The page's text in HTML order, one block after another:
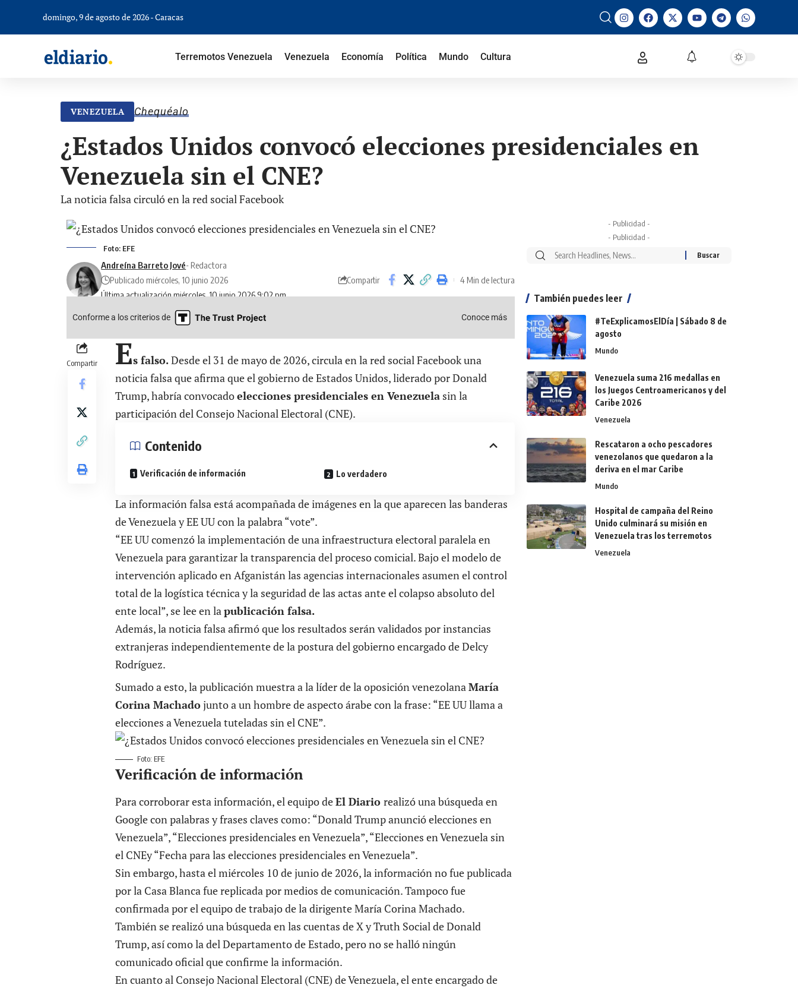
domingo, 9 de agosto de 2026 - Caracas
Terremotos Venezuela Venezuela Economía Política Mundo Cultura
VENEZUELA Chequéalo
¿Estados Unidos convocó elecciones presidenciales en
Venezuela sin el CNE?
La noticia falsa circuló en la red social Facebook
Foto: EFE
Última actualización miércoles, 10 junio 2026 9:02 pm
Andreína Barreto Jové- Redactora
Publicado miércoles, 10 junio 2026
Compartir 4 Min de lectura
Conforme a los criterios de Conoce más
Compartir Es falso.Desde el 31 de mayo de 2026, circula en la red social Facebook una
noticia falsa que afirma que el gobierno de Estados Unidos, liderado por Donald
Trump, habría convocadoelecciones presidenciales en Venezuela sin la
participación del Consejo Nacional Electoral (CNE).
Contenido
Verificación de información Lo verdadero
La información falsa está acompañada de imágenes en la que aparecen las banderas
de Venezuela y EE UU con la palabra “vote”.
“EE UU comenzó la implementación de una infraestructura electoral paralela en
Venezuela para garantizar la transparencia del proceso comicial. Bajo el modelo de
intervención aplicado en Afganistán las agencias internacionales asumen el control
total de la logística técnica y la seguridad de las actas ante el colapso absoluto del
ente local”, se lee en lapublicación falsa.
Además, la noticia falsa afirmó que los resultados serán validados por instancias
extranjeras independientemente de la postura del gobierno encargado de Delcy
Rodríguez.
Sumado a esto, la publicación muestra a la líder de la oposición venezolanaMaría
Corina Machadojunto a un hombre de aspecto árabe con la frase: “EE UU llama a
elecciones a Venezuela tuteladas sin el CNE”.
Foto: EFE
Verificación de información
Para corroborar esta información, el equipo deEl Diario realizó una búsqueda en
Google con palabras y frases claves como: “Donald Trump anunció elecciones en
Venezuela”, “Elecciones presidenciales en Venezuela”, “Elecciones en Venezuela sin
el CNEy “Fecha para las elecciones presidenciales en Venezuela”.
Sin embargo, hasta el miércoles 10 de junio de 2026, la información no fue publicada
por la Casa Blanca fue replicada por medios de comunicación. Tampoco fue
confirmada por el equipo de trabajo de la dirigente María Corina Machado.
También se realizó una búsqueda en las cuentas de X y Truth Social de Donald
Trump, así como la del Departamento de Estado, pero no se halló ningún
comunicado oficial que confirme la información.
En cuanto al Consejo Nacional Electoral (CNE) de Venezuela, el ente encargado de
- Publicidad -
- Publicidad -
También puedes leer
#TeExplicamosElDía | Sábado 8 de
agosto
Mundo
Venezuela suma 216 medallas en
los Juegos Centroamericanos y del
Caribe 2026
Venezuela
Rescataron a ocho pescadores
venezolanos que quedaron a la
deriva en el mar Caribe
Mundo
Hospital de campaña del Reino
Unido culminará su misión en
Venezuela tras los terremotos
Venezuela